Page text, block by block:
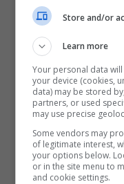
Store and/or
Learn more
Your personal data
your device (cookies,
data) may be stored
partners, or used
may use precise
Some vendors may
of legitimate interest,
your options below.
or in the site menu to
and cookie settings.